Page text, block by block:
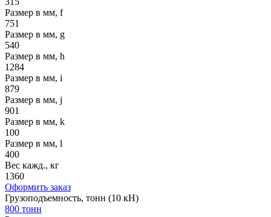
Размер в мм, f
751
Размер в мм, g
540
Размер в мм, h
1284
Размер в мм, i
879
Размер в мм, j
901
Размер в мм, k
100
Размер в мм, l
400
Вес кажд., кг
1360
Оформить заказ
Грузоподъемность, тонн (10 кН)
800 тонн